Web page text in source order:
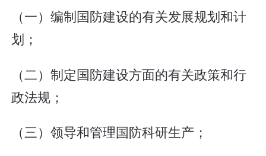
（一）编制国防建设的有关发展规划和计
划；
（二）制定国防建设方面的有关政策和行
政法规；
（三）领导和管理国防科研生产；